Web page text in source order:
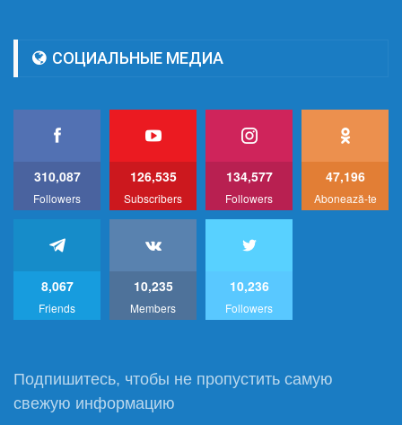
СОЦИАЛЬНЫЕ МЕДИА
310,087
Followers
126,535
Subscribers
134,577
Followers
47,196
Abonează-te
8,067
Friends
10,235
Members
10,236
Followers
Подпишитесь, чтобы не пропустить самую
свежую информацию